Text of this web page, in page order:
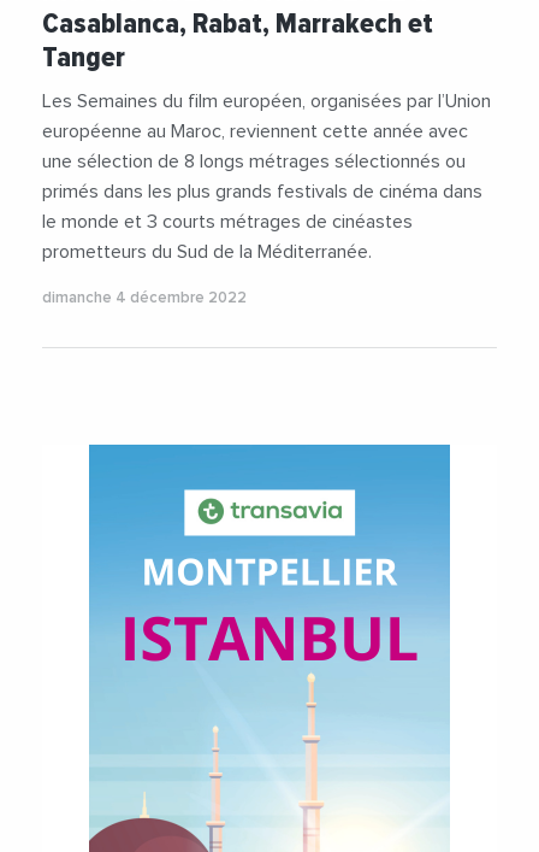
Casablanca, Rabat, Marrakech et
Tanger
Les Semaines du film européen, organisées par l’Union
européenne au Maroc, reviennent cette année avec
une sélection de 8 longs métrages sélectionnés ou
primés dans les plus grands festivals de cinéma dans
le monde et 3 courts métrages de cinéastes
prometteurs du Sud de la Méditerranée.
dimanche 4 décembre 2022